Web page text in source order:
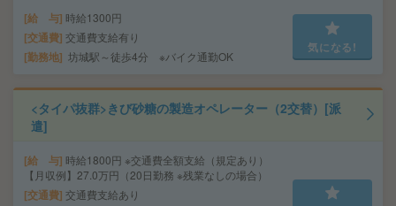
給 与 時給1300円
交通費 交通費支給有り
勤務地 坊城駅～徒歩4分 ※バイク通勤OK
気になる!
<タイパ抜群>きび砂糖の製造オペレーター（2交替）[派
遣]
給 与 時給1800円 ※交通費全額支給（規定あり）
【月収例】27.0万円（20日勤務 ※残業なしの場合）
交通費 交通費支給あり